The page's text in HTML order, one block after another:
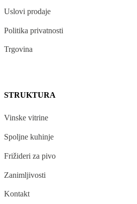
Uslovi prodaje
Politika privatnosti
Trgovina
STRUKTURA
Vinske vitrine
Spoljne kuhinje
Frižideri za pivo
Zanimljivosti
Kontakt